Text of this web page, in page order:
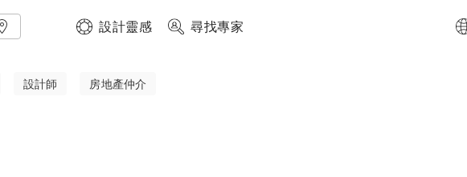
設計靈感 尋找專家
設計師 房地產仲介